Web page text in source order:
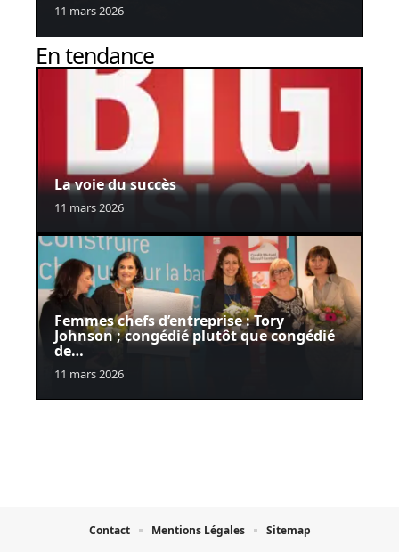
11 mars 2026
En tendance
La voie du succès
11 mars 2026
Femmes chefs d’entreprise : Tory
Johnson ; congédié plutôt que congédié
de…
11 mars 2026
Contact Mentions Légales Sitemap